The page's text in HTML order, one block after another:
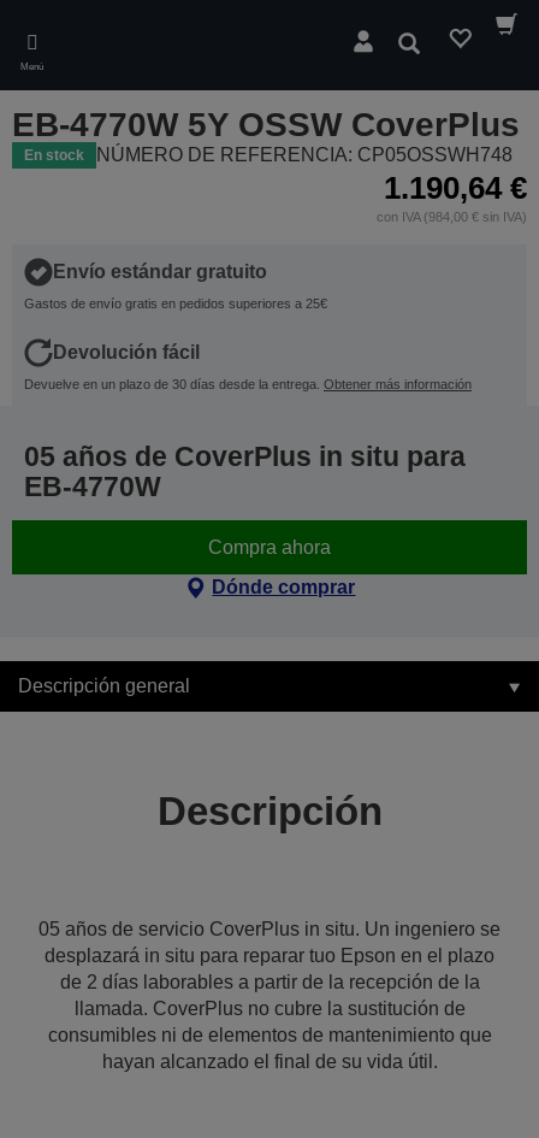
main
content
Menú
Buscar
EB-4770W 5Y OSSW CoverPlus
En stock NÚMERO DE REFERENCIA: CP05OSSWH748
1.190,64 €
con IVA (984,00 € sin IVA)
Envío estándar gratuito
Gastos de envío gratis en pedidos superiores a 25€
Devolución fácil
Devuelve en un plazo de 30 días desde la entrega. Obtener más información
05 años de CoverPlus in situ para
EB-4770W
Compra ahora
Dónde comprar
Descripción general
Descripción
05 años de servicio CoverPlus in situ. Un ingeniero se
desplazará in situ para reparar tuo Epson en el plazo
de 2 días laborables a partir de la recepción de la
llamada. CoverPlus no cubre la sustitución de
consumibles ni de elementos de mantenimiento que
hayan alcanzado el final de su vida útil.